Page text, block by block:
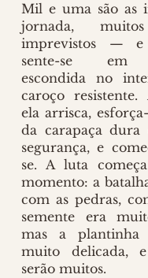
Mil e uma são as
jornada,
imprevistos — e
sente-se em
escondida no
caroço resistente.
ela arrisca,
da carapaça dura
segurança, e
se. A luta
momento: a
com as pedras,
semente era
mas a plantinha
muito delicada,
serão muitos.